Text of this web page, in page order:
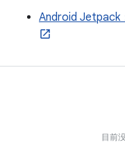
Android Jetpack
目前